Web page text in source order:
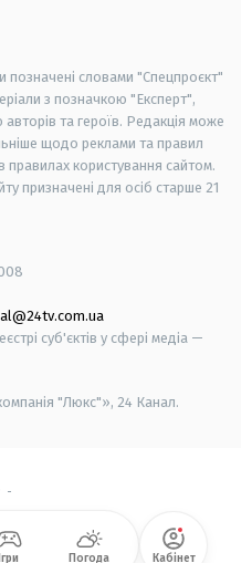
позначені словами "Спецпроєкт"
з позначкою "Експерт",
та героїв. Редакція може
щодо реклами та правил
користування сайтом.
призначені для осіб старше 21
суб'єктів у сфері медіа —
"Люкс"», 24 Канал.
-
Ігри Погода Кабінет